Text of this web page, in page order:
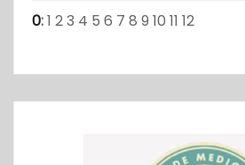
0:1 23 4 5 6 7 8 9 10 11 12